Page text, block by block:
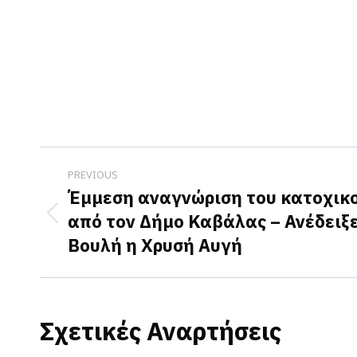
Post
navigation
PREVIOUS
Previous
post:
Έμμεση αναγνώριση του
από τον Δήμο Καβάλας –
Βουλή η Χρυσή Αυγή
Σχετικές Αναρτήσεις